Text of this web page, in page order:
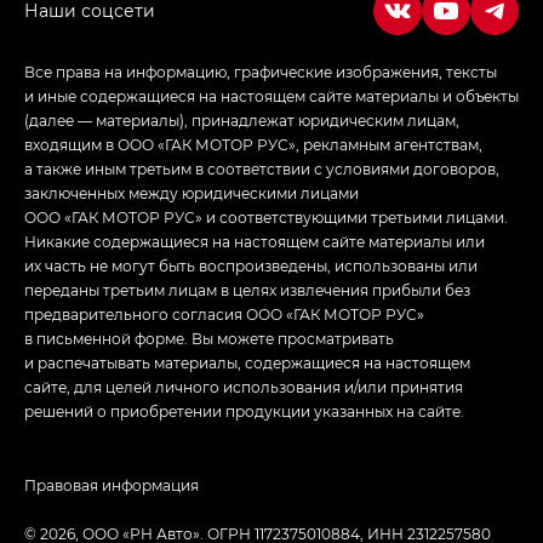
Все права на информацию, графические изображения, тексты
и иные содержащиеся на настоящем сайте материалы и объекты
(далее — материалы), принадлежат юридическим лицам,
входящим в ООО «ГАК МОТОР РУС», рекламным агентствам,
а также иным третьим в соответствии с условиями договоров,
заключенных между юридическими лицами
ООО «ГАК МОТОР РУС» и соответствующими третьими лицами.
Никакие содержащиеся на настоящем сайте материалы или
их часть не могут быть воспроизведены, использованы или
переданы третьим лицам в целях извлечения прибыли без
предварительного согласия ООО «ГАК МОТОР РУС»
в письменной форме. Вы можете просматривать
и распечатывать материалы, содержащиеся на настоящем
сайте, для целей личного использования и/или принятия
решений о приобретении продукции указанных на сайте.
© 2026, ООО «РН Авто». ОГРН 1172375010884, ИНН 2312257580
Правовая информация